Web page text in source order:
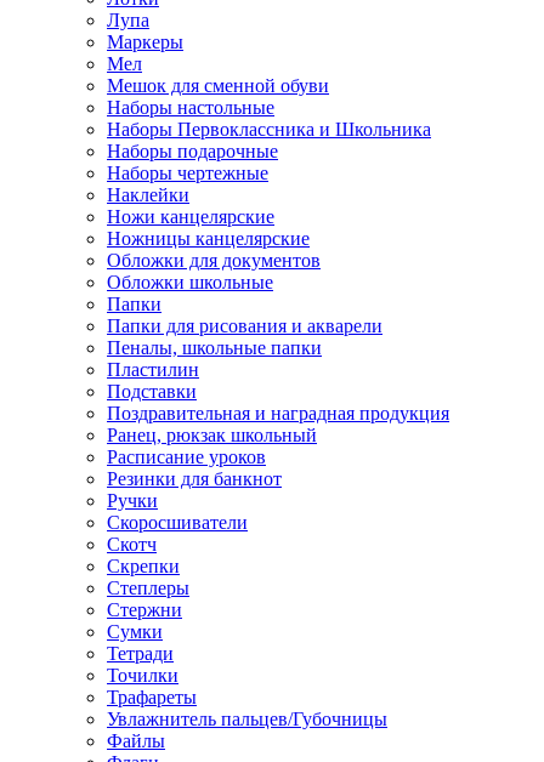
Лупа
Маркеры
Мел
Мешок для сменной обуви
Наборы настольные
Наборы Первоклассника и Школьника
Наборы подарочные
Наборы чертежные
Наклейки
Ножи канцелярские
Ножницы канцелярские
Обложки для документов
Обложки школьные
Папки
Папки для рисования и акварели
Пеналы, школьные папки
Пластилин
Подставки
Поздравительная и наградная продукция
Ранец, рюкзак школьный
Расписание уроков
Резинки для банкнот
Ручки
Скоросшиватели
Скотч
Скрепки
Степлеры
Стержни
Сумки
Тетради
Точилки
Трафареты
Увлажнитель пальцев/Губочницы
Файлы